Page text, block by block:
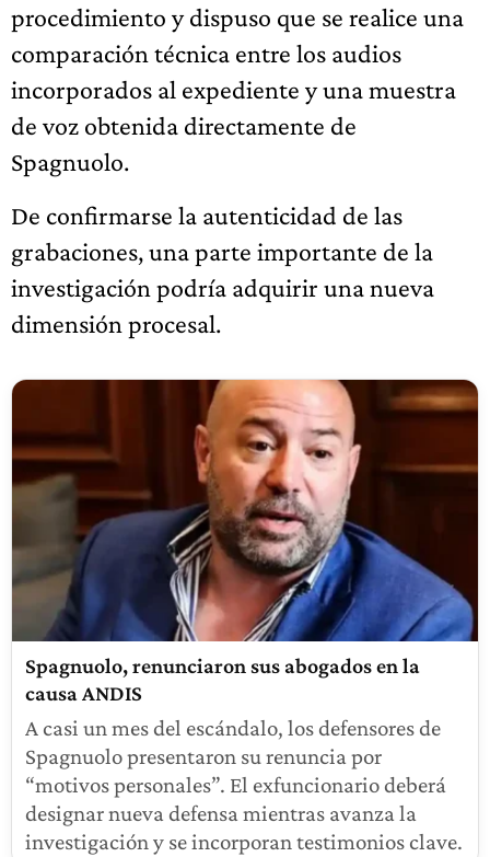
procedimiento y dispuso que se realice una
comparación técnica entre los audios
incorporados al expediente y una muestra
de voz obtenida directamente de
Spagnuolo.
De confirmarse la autenticidad de las
grabaciones, una parte importante de la
investigación podría adquirir una nueva
dimensión procesal.
Spagnuolo, renunciaron sus abogados en la
causa ANDIS
A casi un mes del escándalo, los defensores de
Spagnuolo presentaron su renuncia por
“motivos personales”. El exfuncionario deberá
designar nueva defensa mientras avanza la
investigación y se incorporan testimonios clave.